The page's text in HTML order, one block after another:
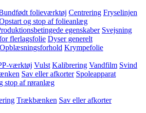
folieværktøj Centrering Fryselinjen
og stop af folieanlæg
egenskaber Svejsning
flerlagsfolie Dyser generelt
Opblæsningsforhold Krympefolie
værktøj Vulst Kalibrering Vandfilm Svind
Sav eller afkorter Spoleapparat
stop af røranlæg
Trækbænken Sav eller afkorter